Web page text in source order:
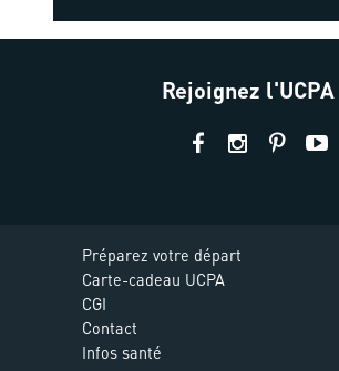
Rejoignez l'UCPA
Préparez votre départ
Carte-cadeau UCPA
CGI
Contact
Infos santé